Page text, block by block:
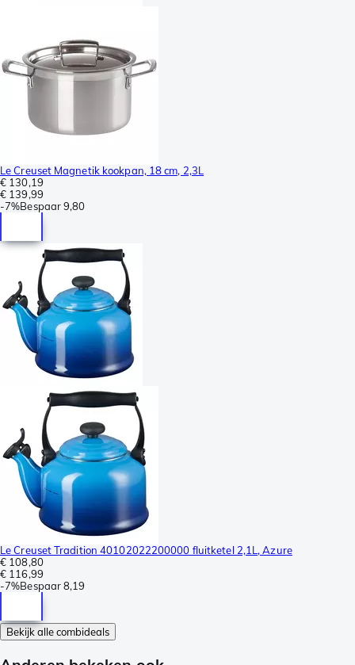
Le Creuset Magnetik kookpan, 18 cm, 2,3L
€ 130,19
€ 139,99
-7%Bespaar9,80
Le Creuset Tradition 40102022200000 fluitketel 2,1L, Azure
€ 108,80
€ 116,99
-7%Bespaar8,19
Bekijk alle combideals